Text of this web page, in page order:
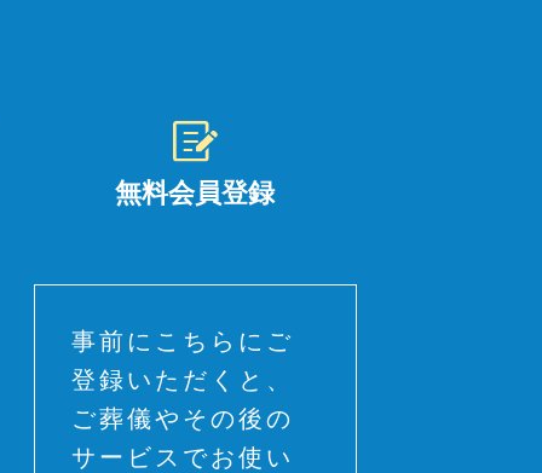
無料会員登録
事前にこちらにご
登録いただくと、
ご葬儀やその後の
サービスでお使い